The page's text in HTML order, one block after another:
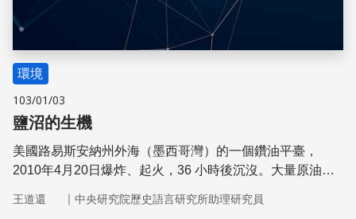
環境
103/01/03
鹽沼的生機
美國路易斯安納州外海（墨西哥灣）的一個鑽油平臺，
2010年4月20日爆炸、起火，36 小時後沉沒。大量原油從
王道還 ｜ 中央研究院歷史語言研究所助理研究員